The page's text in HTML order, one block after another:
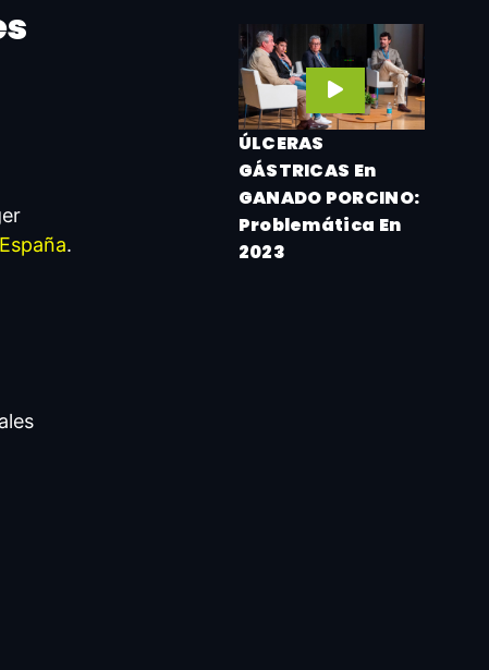
.
ÚLCERAS
GÁSTRICAS En
GANADO PORCINO:
Problemática En
2023